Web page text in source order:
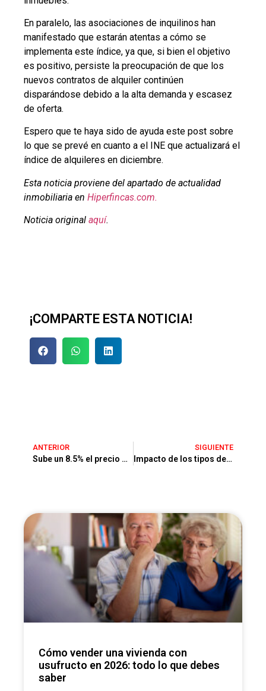
En paralelo, las asociaciones de inquilinos han
manifestado que estarán atentas a cómo se
implementa este índice, ya que, si bien el objetivo
es positivo, persiste la preocupación de que los
nuevos contratos de alquiler continúen
disparándose debido a la alta demanda y escasez
de oferta.
Espero que te haya sido de ayuda este post sobre
lo que se prevé en cuanto a el INE que actualizará el
índice de alquileres en diciembre.
Esta noticia proviene del apartado de actualidad
inmobiliaria en Hiperfincas.com.
Noticia original aquí.
¡COMPARTE ESTA NOTICIA!
ANTERIOR
Sube un 8.5% el precio de vivienda usada en agosto
SIGUIENTE
Impacto de los tipos de interés en compraventas e hipotecas
Cómo vender una vivienda con
usufructo en 2026: todo lo que debes
saber